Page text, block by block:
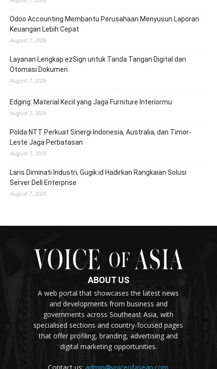
Odoo Accounting Membantu Perusahaan Menyusun Laporan
Keuangan Lebih Cepat
August 7, 2026
Layanan Lengkap ezSign untuk Tanda Tangan Digital dan
Otomasi Dokumen
August 7, 2026
Edging: Material Kecil yang Jaga Furniture Interiormu
August 7, 2026
Polda NTT Perkuat Sinergi Indonesia, Australia, dan Timor-
Leste Jaga Perbatasan
August 7, 2026
Laris Diminati Industri, Gugik.id Hadirkan Rangkaian Solusi
Server Dell Enterprise
August 7, 2026
ABOUT US
A web portal that showcases the latest news
and developments from business and
governments across Southeast Asia, with
specialised sections and country-focused pages
that offer profiling, branding, advertising and
digital marketing opportunities.